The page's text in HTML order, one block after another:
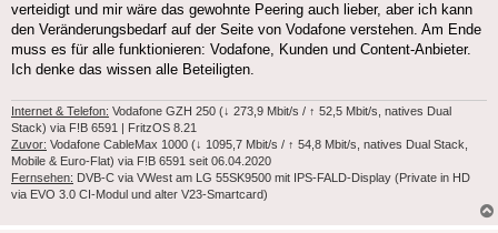
verteidigt und mir wäre das gewohnte Peering auch lieber, aber ich kann
den Veränderungsbedarf auf der Seite von Vodafone verstehen. Am Ende
muss es für alle funktionieren: Vodafone, Kunden und Content-Anbieter.
Ich denke das wissen alle Beteiligten.
Internet & Telefon: Vodafone GZH 250 (↓ 273,9 Mbit/s / ↑ 52,5 Mbit/s, natives Dual
Stack) via F!B 6591 | FritzOS 8.21
Zuvor: Vodafone CableMax 1000 (↓ 1095,7 Mbit/s / ↑ 54,8 Mbit/s, natives Dual Stack,
Mobile & Euro-Flat) via F!B 6591 seit 06.04.2020
Fernsehen: DVB-C via VWest am LG 55SK9500 mit IPS-FALD-Display (Private in HD
via EVO 3.0 CI-Modul und alter V23-Smartcard)